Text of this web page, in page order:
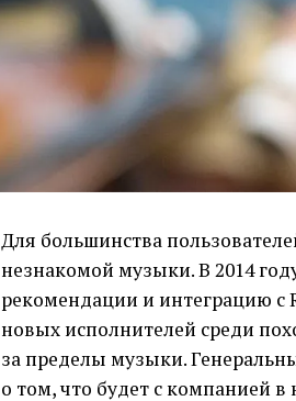
Для большинства
незнакомой музыки. В 2014
рекомендации и интеграцию с
новых исполнителей среди
за пределы музыки.
о том, что будет с компанией в